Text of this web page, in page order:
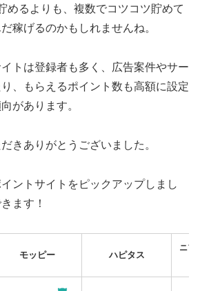
めるよりも、複数でコツコツ貯めて
稼げるのかもしれませんね。
トは登録者も多く、広告案件やサー
、もらえるポイント数も高額に設定
があります。
きありがとうございました。
ントサイトをピックアップしまし
ます！
モッピー ハピタス
ニフ